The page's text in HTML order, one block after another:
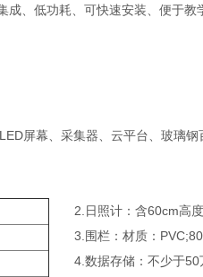
成、低功耗、可快速安装、便于教
屏幕、采集器、云平台、玻璃钢
2.日照计：含60cm高度
3.围栏：材质：
4.数据存储：不少于50